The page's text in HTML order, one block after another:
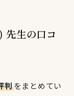
生の口コ
判をまとめてい